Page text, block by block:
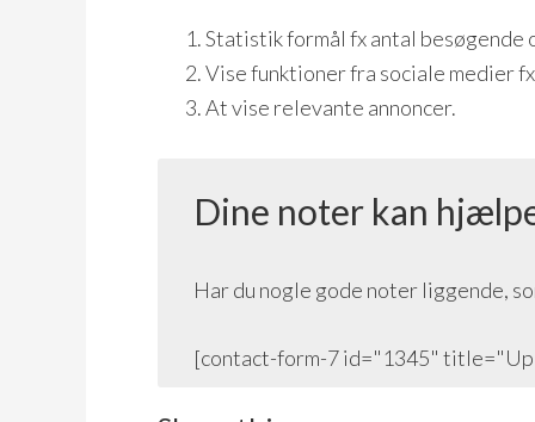
Statistik formål fx antal besøgende
Vise funktioner fra sociale medier
At vise relevante annoncer.
Dine noter kan
Har du nogle gode noter liggende,
[contact-form-7 id="1345"